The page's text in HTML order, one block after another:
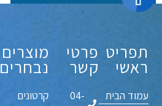
תפריט
ראשי
עמוד הבית
פרטי
קשר
04-
מוצרים
נבחרים
קרטונים